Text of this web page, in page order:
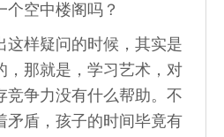
个空中楼阁吗？
样疑问的时候，其实是
，那就是，学习艺术，对
竞争力没有什么帮助。不
矛盾，孩子的时间毕竟有